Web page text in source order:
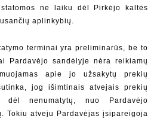
ne laiku dėl Pirkėjo kaltės
aplinkybių.
terminai yra preliminarūs, be to
Pardavėjo sandėlyje nėra reikiamų
apie jo užsakytų prekių
jog išimtinais atvejais prekių
nenumatytų, nuo Pardavėjo
Tokiu atveju Pardavėjas įsipareigoja